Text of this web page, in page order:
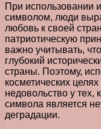
При использовании
символом, люди
любовь к своей
патриотическую
важно учитывать,
глубокий
страны. Поэтому,
косметических
недовольство у тех,
символа является
деградации.